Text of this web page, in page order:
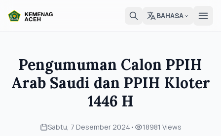
BAHASA
Pengumuman Calon PPIH
Arab Saudi dan PPIH Kloter
1446 H
Sabtu, 7 Desember 2024 • 18981 Views